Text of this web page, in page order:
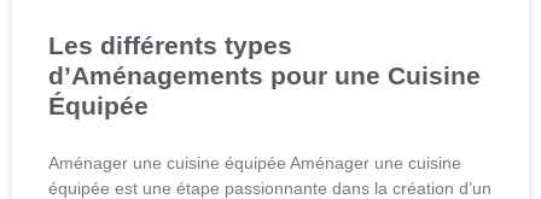
Les différents types
d’Aménagements pour une Cuisine
Équipée
Aménager une cuisine équipée Aménager une cuisine
équipée est une étape passionnante dans la création d’un